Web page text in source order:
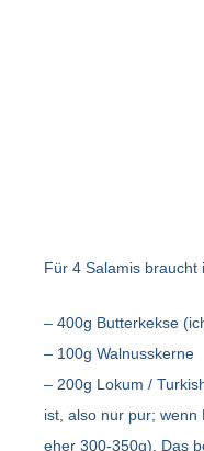
Für 4 Salamis braucht
– 400g Butterkekse
– 100g Walnusskerne
– 200g Lokum /
ist, also nur pur;
eher 300-350g). Das